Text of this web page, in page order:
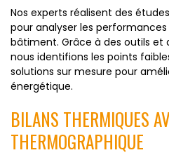
Nos experts réalisent des
pour analyser les
bâtiment. Grâce à des outils et
nous identifions les points
solutions sur mesure pour
énergétique.
BILANS THERMIQUES
THERMOGRAPHIQUE